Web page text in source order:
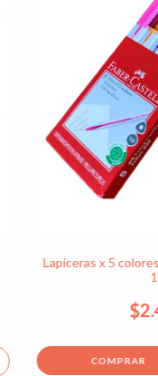
Lapiceras x 5